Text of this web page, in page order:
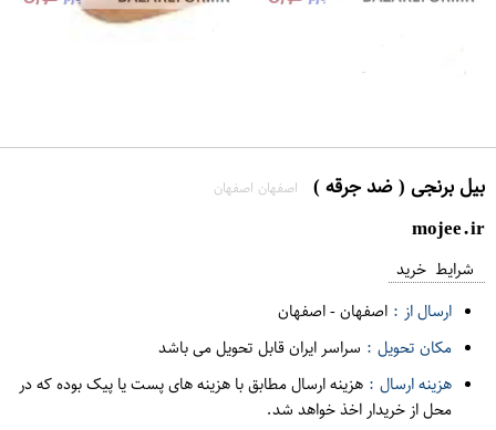
بیل برنجی ( ضد جرقه ) اصفهان اصفهان
mojee.ir
شرایط خرید
ارسال از : اصفهان-اصفهان
مکان تحویل : سراسر ایران قابل تحویل می باشد
هزینه ارسال : هزینه ارسال مطابق با هزینه های پست یا پیک بوده که در
محل از خریدار اخذ خواهد شد.